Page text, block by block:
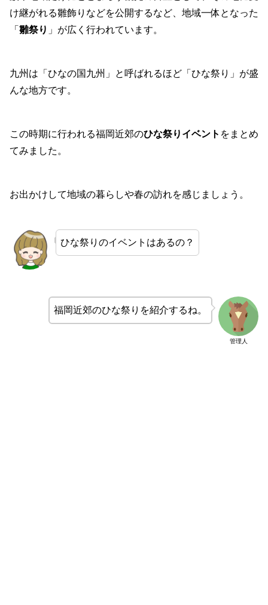
け継がれる雛飾りなどを公開するなど、地域一体となった
「 雛祭り 」が広く行われています。
九州は「ひなの国九州」と呼ばれるほど「ひな祭り」が盛
んな地方です。
この時期に行われる福岡近郊のひな祭りイベント をまとめ
てみました。
お出かけして地域の暮らしや春の訪れを感じましょう。
ひな祭りのイベントはあるの？
管理人
福岡近郊のひな祭りを紹介するね。